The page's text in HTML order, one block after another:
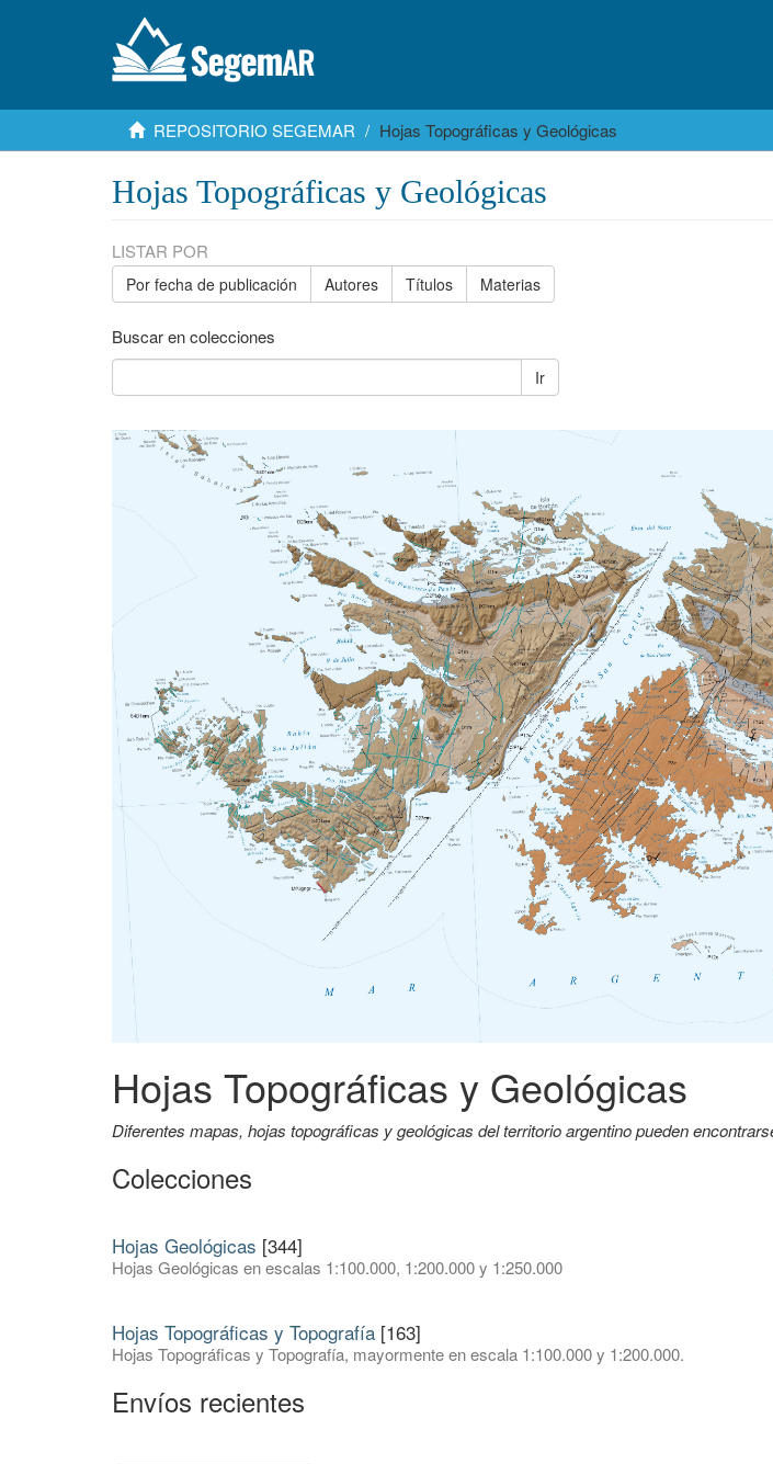
REPOSITORIO SEGEMAR Hojas Topográficas y Geológicas
Hojas Topográficas y Geológicas
LISTAR POR
Por fecha de publicación Autores Títulos Materias
Buscar en colecciones
Ir
Hojas Topográficas y Geológicas
Diferentes mapas, hojas topográficas y geológicas del territorio argentino pueden
Colecciones
Hojas Geológicas [344]
Hojas Geológicas en escalas 1:100.000, 1:200.000 y 1:250.000
Hojas Topográficas y Topografía [163]
Hojas Topográficas y Topografía, mayormente en escala 1:100.000 y 1:200.000.
Envíos recientes